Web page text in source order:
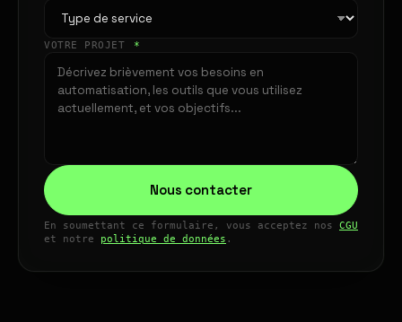
VOTRE PROJET *
Nous contacter
En soumettant ce formulaire, vous acceptez nos CGU
et notre politique de données .